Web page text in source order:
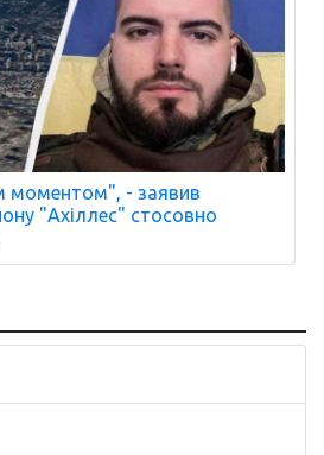
моментом", - заявив
"Ахіллес" стосовно